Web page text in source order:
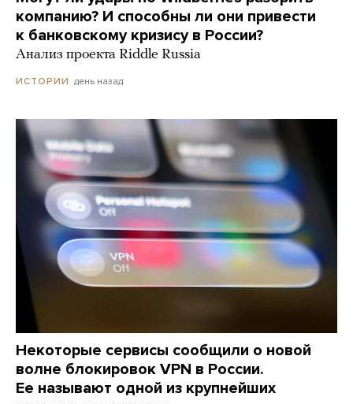
компанию? И способны ли они привести
к банковскому кризису в России?
Анализ проекта Riddle Russia
ИСТОРИИ день назад
Некоторые сервисы сообщили о новой
волне блокировок VPN в России.
Ее называют одной из крупнейших